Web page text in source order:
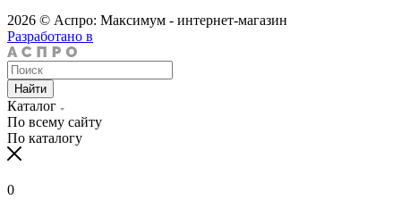
2026 © Аспро: Максимум - интернет-магазин
Разработано в
Найти
Каталог
По всему сайту
По каталогу
0